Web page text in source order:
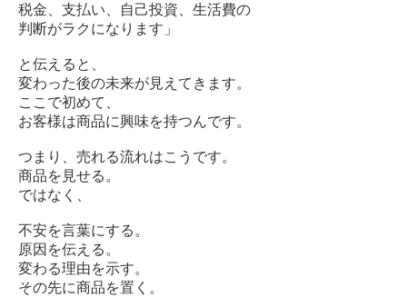
税金、支払い、自己投資、生活費の
判断がラクになります」
と伝えると、
変わった後の未来が見えてきます。
ここで初めて、
お客様は商品に興味を持つんです。
つまり、売れる流れはこうです。
商品を見せる。
ではなく、
不安を言葉にする。
原因を伝える。
変わる理由を示す。
その先に商品を置く。